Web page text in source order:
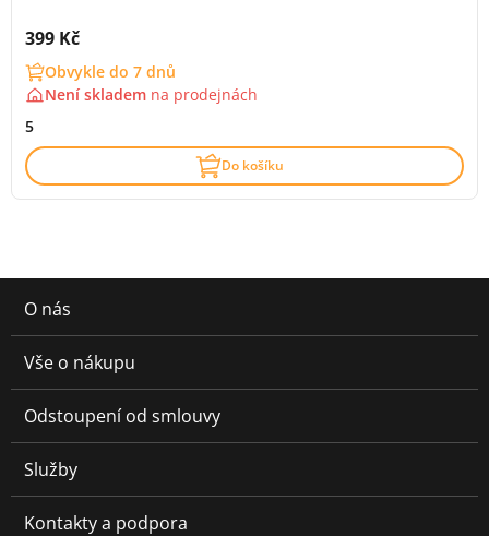
Cena s DPH:
399 Kč
Obvykle do 7 dnů
Není skladem na prodejnách
5
Do košíku
O nás
Vše o nákupu
Odstoupení od smlouvy
Služby
Kontakty a podpora